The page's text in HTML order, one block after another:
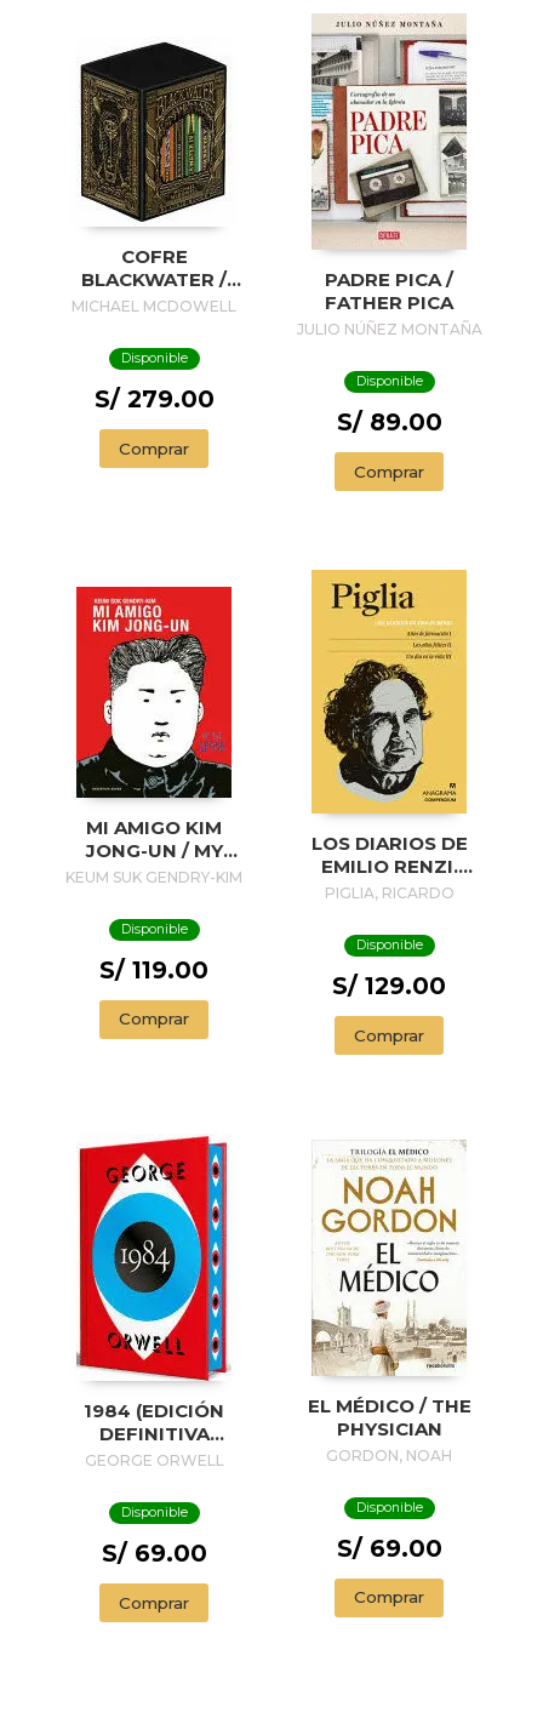
COFRE
BLACKWATER /
BLACKWATER
MICHAEL MCDOWELL
Disponible
S/ 279.00
Comprar
PADRE PICA /
FATHER PICA
JULIO NÚÑEZ MONTAÑA
Disponible
S/ 89.00
Comprar
MI AMIGO KIM
JONG-UN / MY
FRIEND KIM JONG-
KEUM SUK GENDRY-KIM
Disponible
S/ 119.00
Comprar
LOS DIARIOS DE
EMILIO RENZI.
AÑOS DE
AÑOS FELICES II;
UN DIA EN LA VIDA
III
PIGLIA, RICARDO
Disponible
S/ 129.00
Comprar
1984 (EDICIÓN
DEFINITIVA
AVALADA POR THE
(EDICIÓN ESPECIAL
LIMITADA CON
CANTOS
(EDITION
ENDORSED BY THE
GEORGE ORWELL
Disponible
S/ 69.00
Comprar
EL MÉDICO / THE
PHYSICIAN
GORDON, NOAH
Disponible
S/ 69.00
Comprar